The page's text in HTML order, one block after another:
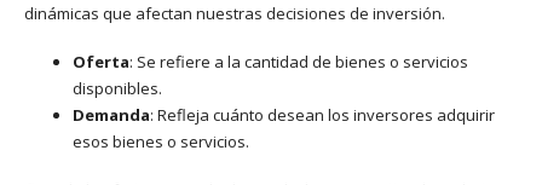
dinámicas que afectan nuestras decisiones de inversión.
Oferta: Se refiere a la cantidad de bienes o servicios
disponibles.
Demanda: Refleja cuánto desean los inversores adquirir
esos bienes o servicios.